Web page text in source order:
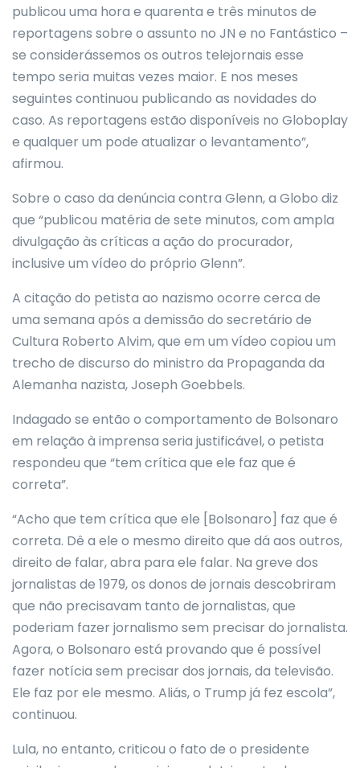
publicou uma hora e quarenta e três minutos de
reportagens sobre o assunto no JN e no Fantástico –
se considerássemos os outros telejornais esse
tempo seria muitas vezes maior. E nos meses
seguintes continuou publicando as novidades do
caso. As reportagens estão disponíveis no Globoplay
e qualquer um pode atualizar o levantamento”,
afirmou.
Sobre o caso da denúncia contra Glenn, a Globo diz
que “publicou matéria de sete minutos, com ampla
divulgação às críticas a ação do procurador,
inclusive um vídeo do próprio Glenn”.
A citação do petista ao nazismo ocorre cerca de
uma semana após a demissão do secretário de
Cultura Roberto Alvim, que em um vídeo copiou um
trecho de discurso do ministro da Propaganda da
Alemanha nazista, Joseph Goebbels.
Indagado se então o comportamento de Bolsonaro
em relação à imprensa seria justificável, o petista
respondeu que “tem crítica que ele faz que é
correta”.
“Acho que tem crítica que ele [Bolsonaro] faz que é
correta. Dê a ele o mesmo direito que dá aos outros,
direito de falar, abra para ele falar. Na greve dos
jornalistas de 1979, os donos de jornais descobriram
que não precisavam tanto de jornalistas, que
poderiam fazer jornalismo sem precisar do jornalista.
Agora, o Bolsonaro está provando que é possível
fazer notícia sem precisar dos jornais, da televisão.
Ele faz por ele mesmo. Aliás, o Trump já fez escola”,
continuou.
Lula, no entanto, criticou o fato de o presidente